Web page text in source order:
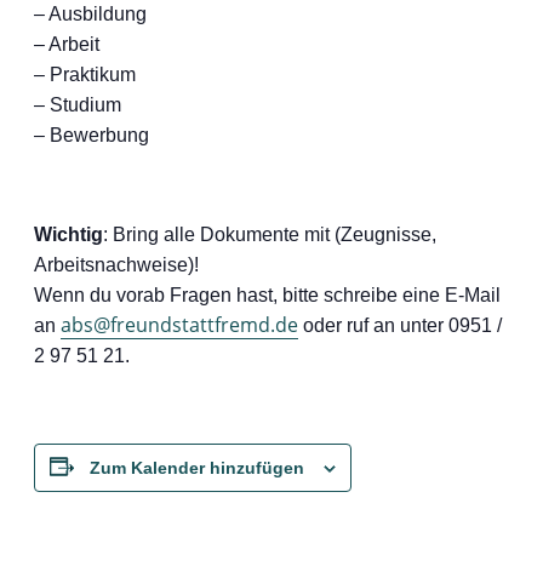
– Ausbildung
– Arbeit
– Praktikum
– Studium
– Bewerbung
Wichtig: Bring alle Dokumente mit (Zeugnisse,
Arbeitsnachweise)!
Wenn du vorab Fragen hast, bitte schreibe eine E-Mail
an abs@freundstattfremd.de oder ruf an unter 0951 /
2 97 51 21.
Zum Kalender hinzufügen